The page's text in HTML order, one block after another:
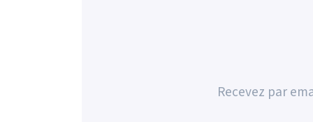
Recevez par